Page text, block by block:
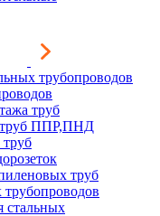
трубопроводов
труб
труб ППР,ПНД
труб
стальных